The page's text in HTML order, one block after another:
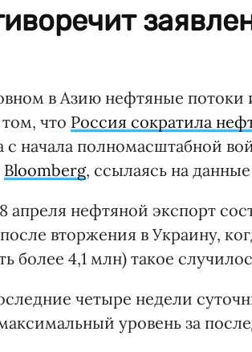
в Азию нефтяные потоки
что Россия сократила
с начала полномасштабной
Bloomberg, ссылаясь на
апреля нефтяной экспорт
вторжения в Украину,
более 4,1 млн) такое
четыре недели
уровень за